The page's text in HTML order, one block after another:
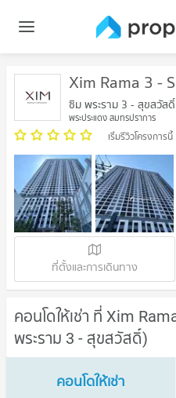
Xim Rama 3 -
ซิม พระราม 3 - สุขสวัสดิ์
พระประแดง สมุทรปราการ
เริ่มรีวิวโครงการนี้
ที่ตั้งและการเดินทาง
คอนโดให้เช่า ที่ Xim
พระราม 3 - สุขสวัสดิ์)
คอนโดให้เช่า